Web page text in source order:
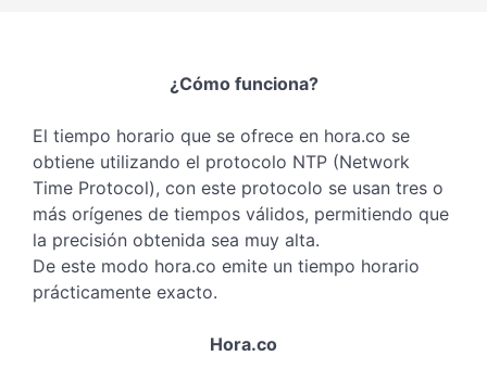
¿Cómo funciona?
El tiempo horario que se ofrece en hora.co se
obtiene utilizando el protocolo NTP (Network
Time Protocol), con este protocolo se usan tres o
más orígenes de tiempos válidos, permitiendo que
la precisión obtenida sea muy alta.
De este modo hora.co emite un tiempo horario
prácticamente exacto.
Hora.co